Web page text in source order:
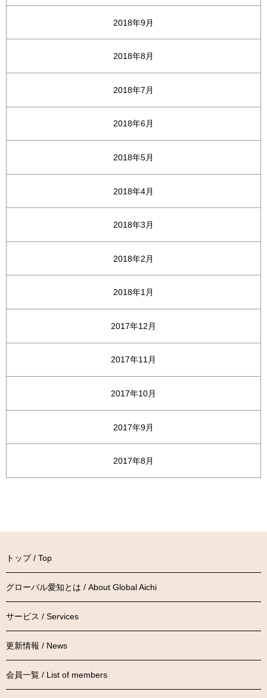
2018年9月
2018年8月
2018年7月
2018年6月
2018年5月
2018年4月
2018年3月
2018年2月
2018年1月
2017年12月
2017年11月
2017年10月
2017年9月
2017年8月
トップ / Top
グローバル愛知とは / About Global Aichi
サービス / Services
更新情報 / News
会員一覧 / List of members